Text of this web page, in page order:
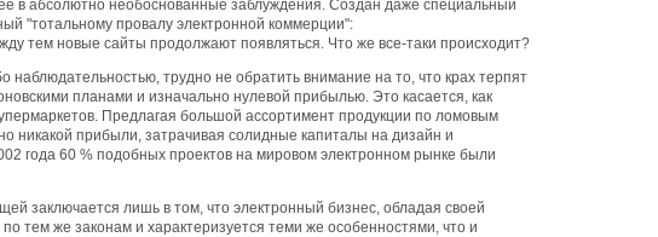
в абсолютно необоснованные заблуждения. Создан даже специальный
"тотальному провалу электронной коммерции":
тем новые сайты продолжают появляться. Что же все-таки происходит?
наблюдательностью, трудно не обратить внимание на то, что крах терпят
планами и изначально нулевой прибылью. Это касается, как
Предлагая большой ассортимент продукции по ломовым
никакой прибыли, затрачивая солидные капиталы на дизайн и
года 60 % подобных проектов на мировом электронном рынке были
заключается лишь в том, что электронный бизнес, обладая своей
тем же законам и характеризуется теми же особенностями, что и